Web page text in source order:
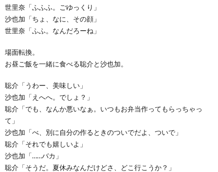
世里奈「ふふふ。ごゆっくり」
沙也加「ちょ、なに、その顔」
世里奈「ふふ。なんだろーね」
場面転換。
お昼ご飯を一緒に食べる聡介と沙也加。
聡介「うわー、美味しい」
沙也加「えへへ。でしょ？」
聡介「でも、なんか悪いなぁ。いつもお弁当作ってもらっちゃっ
て」
沙也加「べ、別に自分の作るときのついでだよ、ついで」
聡介「それでも嬉しいよ」
沙也加「……バカ」
聡介「そうだ。夏休みなんだけどさ、どこ行こうか？」